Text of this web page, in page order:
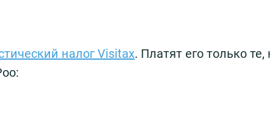
налог Visitax. Платят его только те,